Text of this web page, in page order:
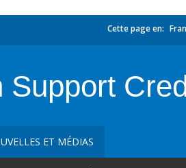
Cette page en:
ET MÉDIAS